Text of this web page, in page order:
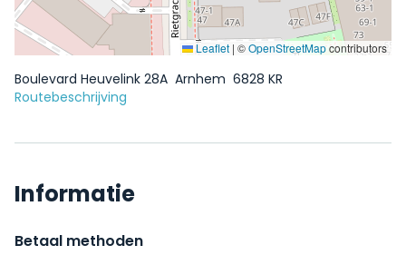
Leaflet | ©OpenStreetMapcontributors
Boulevard Heuvelink 28A Arnhem 6828 KR
Routebeschrijving
Informatie
Betaal methoden